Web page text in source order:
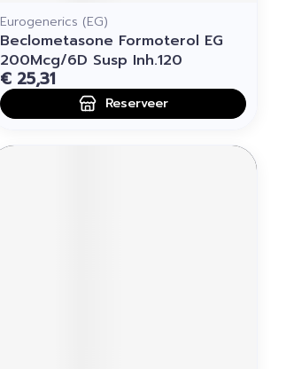
Eurogenerics (EG)
Beclometasone Formoterol EG
200Mcg/6D Susp Inh.120
€ 25,31
Reserveer